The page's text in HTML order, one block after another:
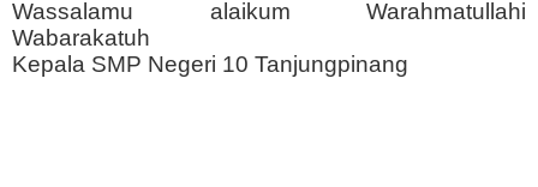
Wassalamu alaikum Warahmatullahi
Wabarakatuh
Kepala SMP Negeri 10 Tanjungpinang